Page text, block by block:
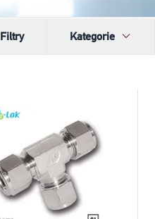
Filtry Kategorie